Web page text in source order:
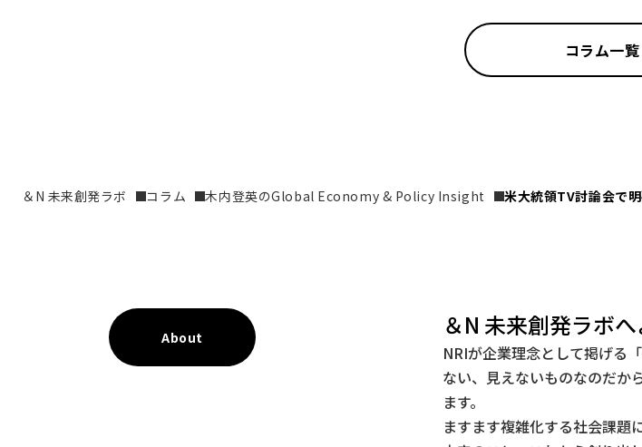
コラム一覧
＆N 未来創発ラボ コラム 木内登英のGlobal Economy & Policy Insight 米大統領TV討論会で
About ＆N 未来創発ラボへ
NRIが企業理念として掲げる
ない、見えないものなのだか
ます。
ますます複雑化する社会課題